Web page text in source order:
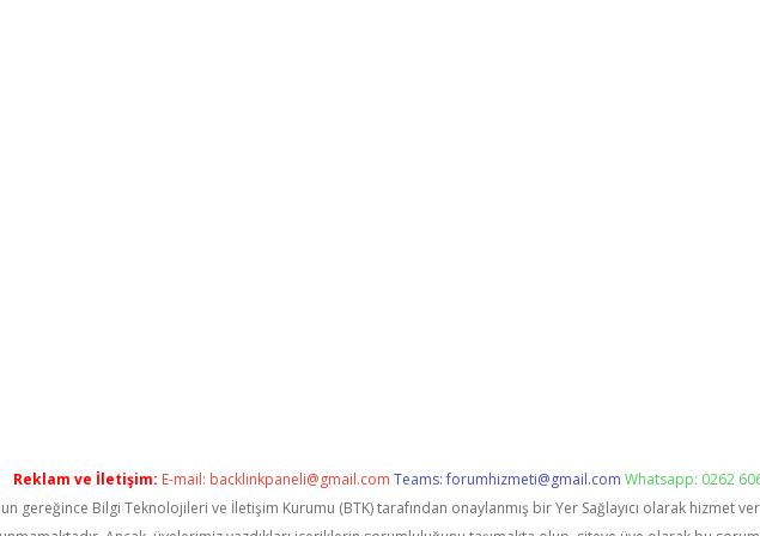
Reklam ve İletişim: E-mail: backlinkpaneli@gmail.com Teams:forumhizmeti@gmail.com Whatsapp: 0262
gereğince Bilgi Teknolojileri ve İletişim Kurumu (BTK) tarafından onaylanmış bir Yer Sağlayıcı olarak